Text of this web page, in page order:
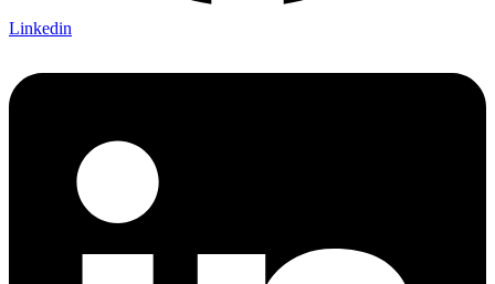
Linkedin